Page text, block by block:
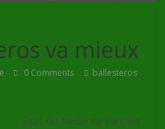
va mieux
0 Comments ballesteros,
L’état de santé de l’ancien